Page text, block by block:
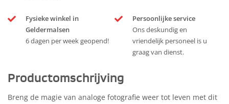
Fysieke winkel in
Geldermalsen
6 dagen per week geopend!
Persoonlijke service
Ons deskundig en
vriendelijk personeel is u
graag van dienst.
Productomschrijving
Breng de magie van analoge fotografie weer tot leven met dit